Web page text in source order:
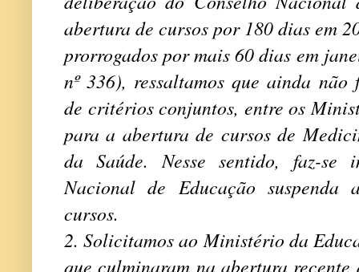
abertura de cursos por 180 dias em
prorrogados por mais 60 dias em
nº 336), ressaltamos que ainda
de critérios conjuntos, entre os
para a abertura de cursos de
da Saúde. Nesse sentido, faz-se
Nacional de Educação suspenda
cursos.
2. Solicitamos ao Ministério da
que culminaram na abertura recente